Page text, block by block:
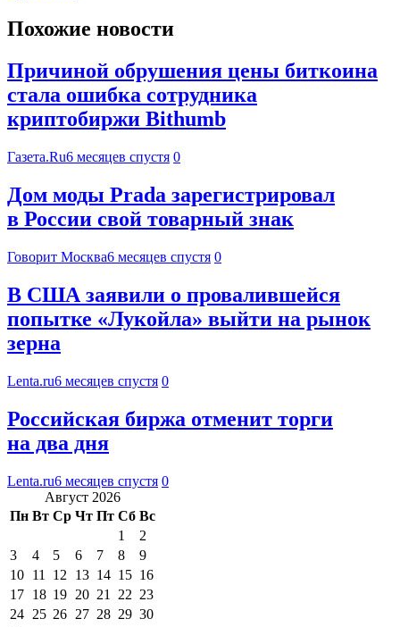
Похожие новости
Причиной обрушения цены биткоина
стала ошибка сотрудника
криптобиржи Bithumb
Газета.Ru6 месяцев спустя 0
Дом моды Prada зарегистрировал
в России свой товарный знак
Говорит Москва6 месяцев спустя 0
В США заявили о провалившейся
попытке «Лукойла» выйти на рынок
зерна
Lenta.ru6 месяцев спустя 0
Российская биржа отменит торги
на два дня
Lenta.ru6 месяцев спустя 0
Август 2026
Пн Вт Ср Чт Пт Сб Вс
1
2
3
4 5 6 7 8
9
10 11 12 13 14 15 16
17 18 19 20 21 22 23
24 25 26 27 28 29 30